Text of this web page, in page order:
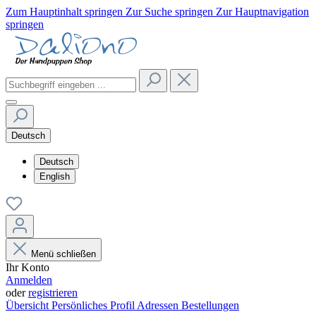
Zum Hauptinhalt springen Zur Suche springen Zur Hauptnavigation
springen
Deutsch
Deutsch
English
Menü schließen
Ihr Konto
Anmelden
oderregistrieren
Übersicht Persönliches Profil Adressen Bestellungen